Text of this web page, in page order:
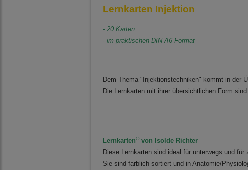
Lernkarten Injektion
- 20 Karten
- im praktischen DIN A6 Format
Dem Thema "Injektionstechniken" kommt in der
Die Lernkarten mit ihrer übersichtlichen Form
Lernkarten© von Isolde Richter
Diese Lernkarten sind ideal für unterwegs und für
Sie sind farblich sortiert und in Anatomie/